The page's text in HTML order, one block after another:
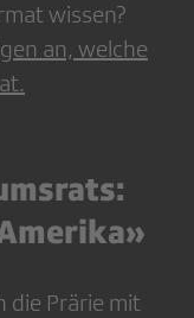
wissen?
an, welche
die Prärie mit